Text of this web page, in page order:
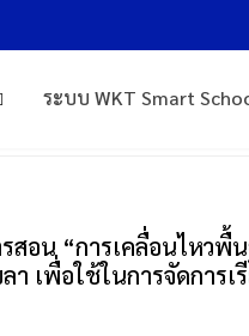
ระบบ WKT Smart
ศึกษาปีที่ 1”
สอน “การเคลื่อนไหวพื้
เพื่อใช้ในการจัดการเ